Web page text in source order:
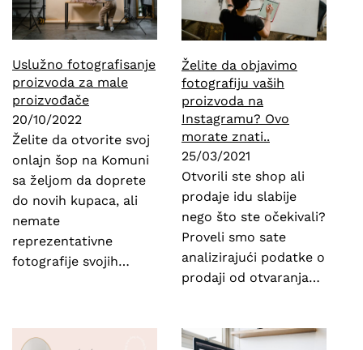
Uslužno fotografisanje
proizvoda za male
proizvođače
20/10/2022
Želite da otvorite svoj
onlajn šop na Komuni
sa željom da doprete
do novih kupaca, ali
nemate
reprezentativne
fotografije svojih…
Želite da objavimo
fotografiju vaših
proizvoda na
Instagramu? Ovo
morate znati..
25/03/2021
Otvorili ste shop ali
prodaje idu slabije
nego što ste očekivali?
Proveli smo sate
analizirajući podatke o
prodaji od otvaranja…